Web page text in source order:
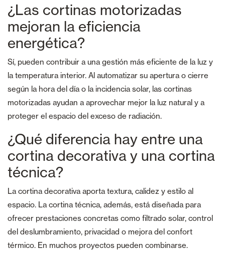
¿Las cortinas motorizadas
mejoran la eficiencia
energética?
Sí, pueden contribuir a una gestión más eficiente de la luz y
la temperatura interior. Al automatizar su apertura o cierre
según la hora del día o la incidencia solar, las cortinas
motorizadas ayudan a aprovechar mejor la luz natural y a
proteger el espacio del exceso de radiación.
¿Qué diferencia hay entre una
cortina decorativa y una cortina
técnica?
La cortina decorativa aporta textura, calidez y estilo al
espacio. La cortina técnica, además, está diseñada para
ofrecer prestaciones concretas como filtrado solar, control
del deslumbramiento, privacidad o mejora del confort
térmico. En muchos proyectos pueden combinarse.